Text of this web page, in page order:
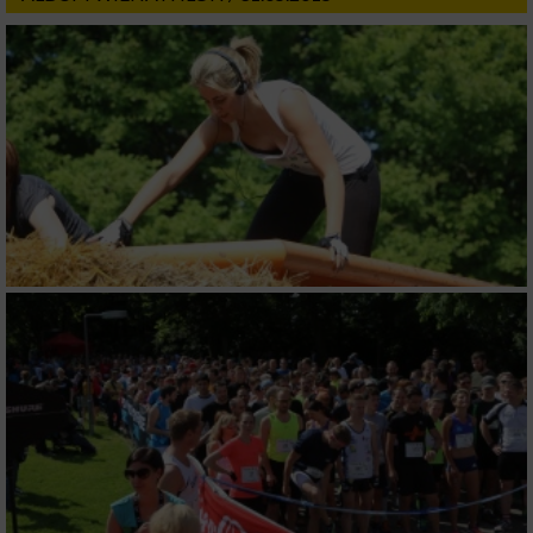
personalisierter Werbung
Erstellung von Profilen zur Personalisierung
von Inhalten
Verwendung von Profilen zur Auswahl
personalisierter Inhalte
Messung der Werbeleistung
Messung der Performance von Inhalten
Analyse von Zielgruppen durch Statistiken
oder Kombinationen von Daten aus
verschiedenen Quellen
Entwicklung und Verbesserung der Angebote
Verwendung reduzierter Daten zur Auswahl
von Inhalten